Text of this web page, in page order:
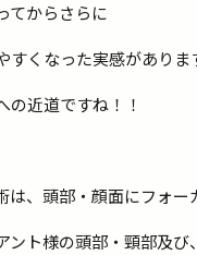
てからさらに
くなった実感がありま
の近道ですね！！
は、頭部・顔面にフォー
ント様の頭部・頸部及